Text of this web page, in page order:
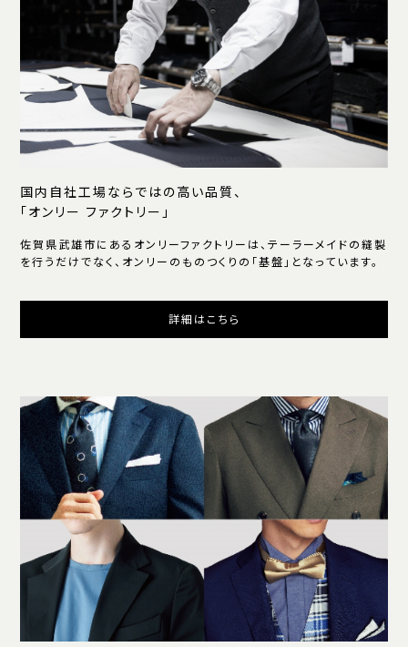
国内自社工場ならではの高い品質、
「オンリー ファクトリー」
佐賀県武雄市にあるオンリーファクトリーは、テーラーメイドの縫製
を行うだけでなく、オンリーのものつくりの「基盤」となっています。
詳細はこちら